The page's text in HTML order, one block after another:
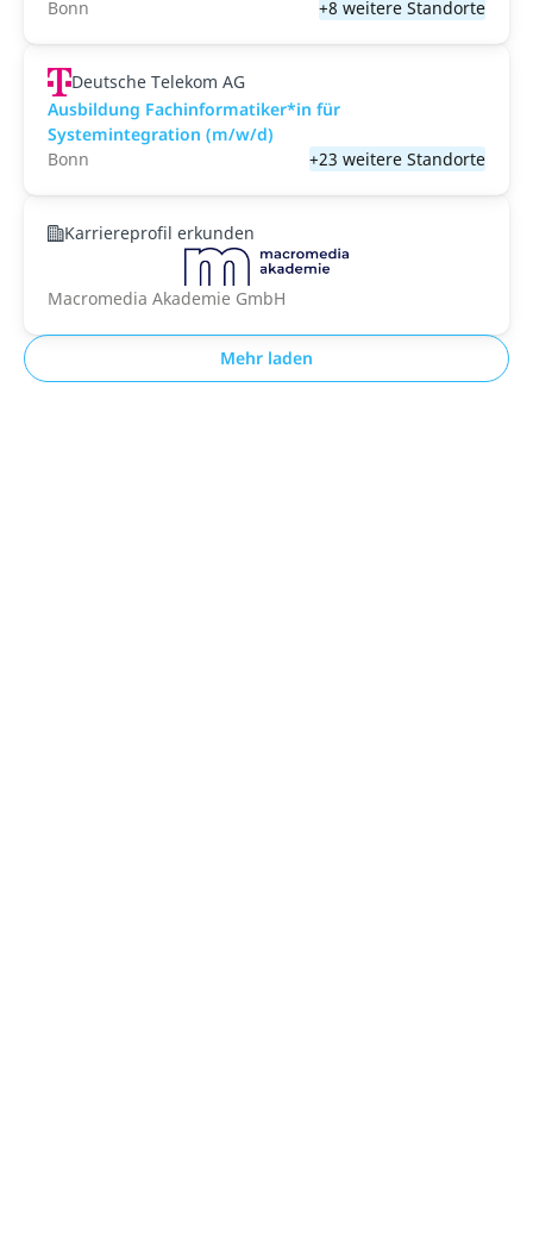
Bonn +8 weitere Standorte
Deutsche Telekom AG
Ausbildung Fachinformatiker*in für
Systemintegration (m/w/d)
Bonn
+23 weitere Standorte
Karriereprofil erkunden
Macromedia Akademie GmbH
Mehr laden